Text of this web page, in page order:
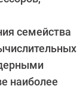
семейства
наиболее